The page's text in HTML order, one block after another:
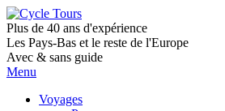
Plus de 40 ans d'expérience
Les Pays-Bas et le reste de l'Europe
Avec & sans guide
Menu
Voyages